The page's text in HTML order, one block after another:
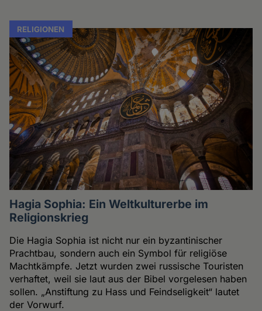
RELIGIONEN
Hagia Sophia: Ein Weltkulturerbe im
Religionskrieg
Die Hagia Sophia ist nicht nur ein byzantinischer
Prachtbau, sondern auch ein Symbol für religiöse
Machtkämpfe. Jetzt wurden zwei russische Touristen
verhaftet, weil sie laut aus der Bibel vorgelesen haben
sollen. „Anstiftung zu Hass und Feindseligkeit“ lautet
der Vorwurf.